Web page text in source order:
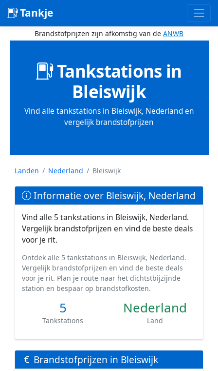
Tankje
Brandstofprijzen zijn afkomstig van de ANWB
Tankstations in
Bleiswijk
Vind alle tankstations in Bleiswijk, Nederland en
vergelijk brandstofprijzen
Landen Nederland Bleiswijk
Informatie over Bleiswijk, Nederland
Vind alle 5 tankstations in Bleiswijk, Nederland.
Vergelijk brandstofprijzen en vind de beste deals
voor je rit.
Ontdek alle 5 tankstations in Bleiswijk, Nederland.
Vergelijk brandstofprijzen en vind de beste deals
voor je rit. Plan je route naar het dichtstbijzijnde
station en bespaar op brandstofkosten.
5
Tankstations
Nederland
Land
Brandstofprijzen in Bleiswijk